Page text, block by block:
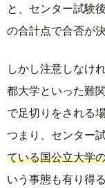
と、センター試験
の合計点で合否が
しかし注意しなけ
都大学といった難
で足切りをされる
つまり、センター
ている国公立大学
いう事態も有り得